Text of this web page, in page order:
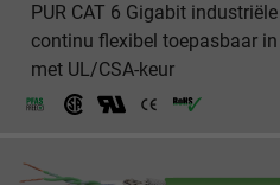
PUR CAT 6 Gigabit
continu flexibel toepasbaar
met UL/CSA-keur